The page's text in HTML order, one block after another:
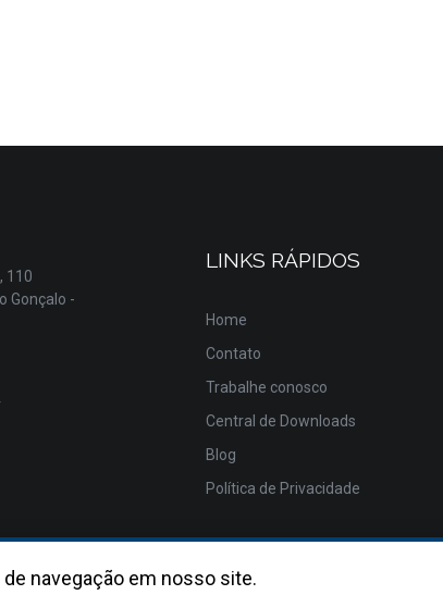
110
Gonçalo -
LINKS RÁPIDOS
Home
Contato
Trabalhe conosco
Central de Downloads
Blog
Política de Privacidade
navegação em nosso site.